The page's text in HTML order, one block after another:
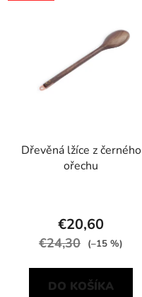
Dřevěná lžíce z černého
ořechu
€20,60
€24,30 (–15 %)
DO KOŠÍKA